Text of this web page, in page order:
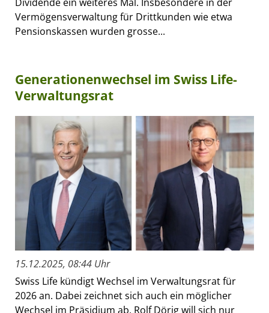
Vermögensverwaltung für Drittkunden wie etwa
Pensionskassen wurden grosse...
Generationenwechsel im Swiss Life-
Verwaltungsrat
15.12.2025, 08:44 Uhr
Swiss Life kündigt Wechsel im Verwaltungsrat für
2026 an. Dabei zeichnet sich auch ein möglicher
Wechsel im Präsidium ab. Rolf Dörig will sich nur